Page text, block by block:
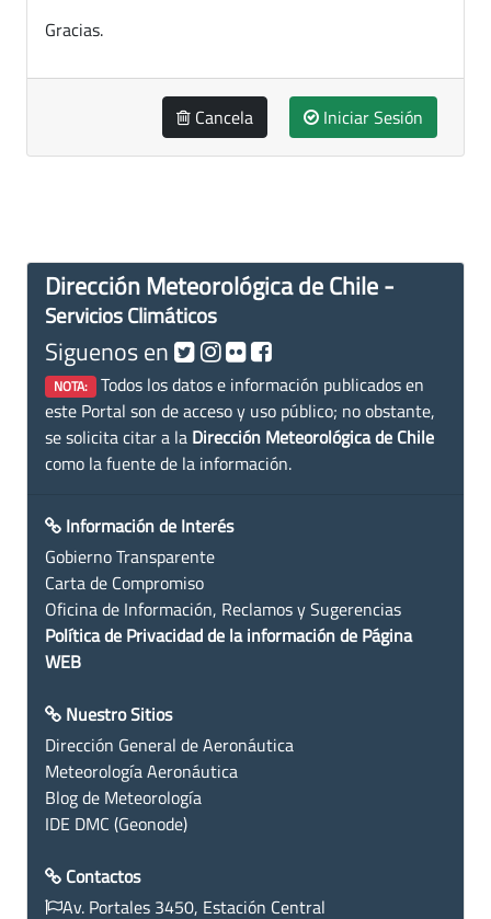
Gracias.
Cancela Iniciar Sesión
Dirección Meteorológica de Chile -
Servicios Climáticos
Siguenos en
NOTA: Todos los datos e información publicados en
este Portal son de acceso y uso público; no obstante,
se solicita citar a la Dirección Meteorológica de Chile
como la fuente de la información.
Información de Interés
Gobierno Transparente
Carta de Compromiso
Oficina de Información, Reclamos y Sugerencias
Política de Privacidad de la información de Página
WEB
Nuestro Sitios
Dirección General de Aeronáutica
Meteorología Aeronáutica
Blog de Meteorología
IDE DMC (Geonode)
Contactos
Av. Portales 3450, Estación Central